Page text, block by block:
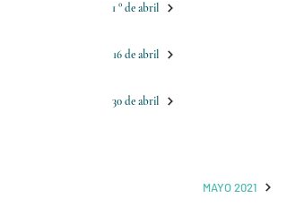
1 ° de abril
16 de abril
30 de abril
MAYO 2021